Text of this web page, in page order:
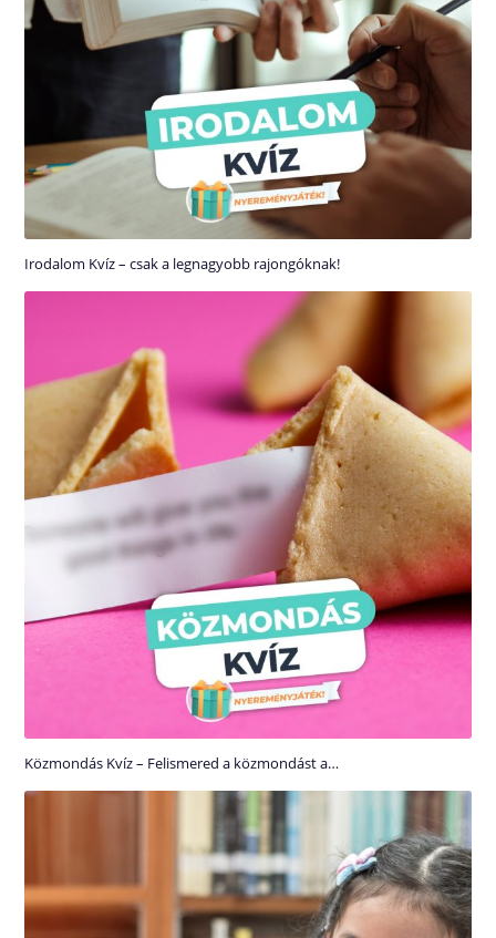
Irodalom Kvíz – csak a legnagyobb rajongóknak!
Közmondás Kvíz – Felismered a közmondást a…